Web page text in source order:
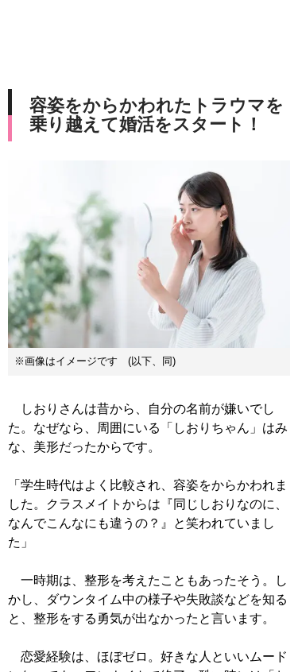
容姿をからかわれたトラウマを
乗り越えて婚活をスタート！
※画像はイメージです (以下、同)
しおりさんは昔から、自分の名前が嫌いでし
た。なぜなら、周囲にいる「しおりちゃん」はみ
な、美形だったからです。
「学生時代はよく比較され、容姿をからかわれま
した。クラスメイトからは『同じしおりなのに、
なんでこんなにも違うの？』と笑われていまし
た」
一時期は、整形を考えたこともあったそう。し
かし、ダウンタイム中の様子や失敗談などを知る
と、整形をする勇気が出なかったと言います。
恋愛経験は、ほぼゼロ。好きな人といいムード